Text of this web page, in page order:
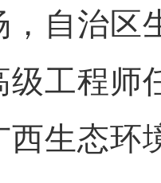
自治区
工程师
生态环